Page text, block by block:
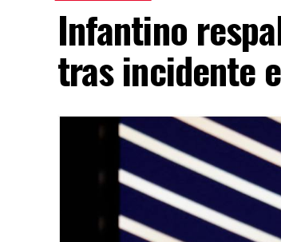
Infantino
tras incidente